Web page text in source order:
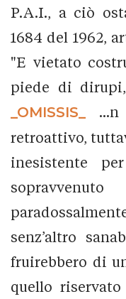
P.A.I., a ciò
1684 del 1962,
"E vietato
piede di
_OMISSIS_
...n
retroattivo,
inesistente
senz’altro
fruirebbero di
quello